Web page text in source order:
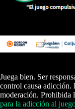
Juega bien. Ser
control causa adicción.
moderación. Prohibida
para la adicción al